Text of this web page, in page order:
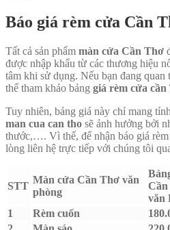
Báo giá rèm cửa Cần
Tất cả sản phẩm màn cửa Cần Thơ
được nhập khẩu từ các thương hiệu
tâm khi sử dụng. Nếu bạn đang quan
thể tham khảo bảng giá rèm cửa
Tuy nhiên, bảng giá này chỉ mang
man cua can tho sẽ ảnh hưởng bởi
thước,…. Vì thế, để nhận báo giá
lòng liên hệ trực tiếp với chúng tôi
STT
Màn cửa Cần Thơ văn
phòng
Cần
văn
1
Rèm cuốn